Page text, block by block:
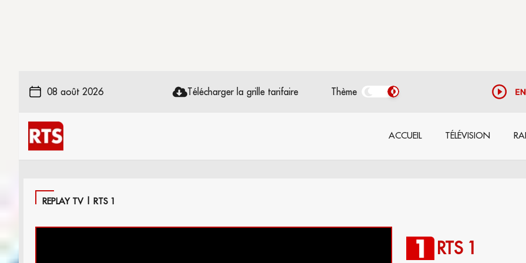
08 août 2026 Télécharger la grille tarifaire Thème
ACCUEIL TÉLÉVISION
REPLAY TV | RTS 1
RTS 1